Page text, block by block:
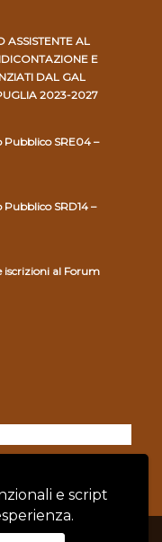
e script
ASSISTENTE AL
E
DAL GAL
2023-2027
Pubblico SRE04 –
Pubblico SRD14 –
iscrizioni al Forum